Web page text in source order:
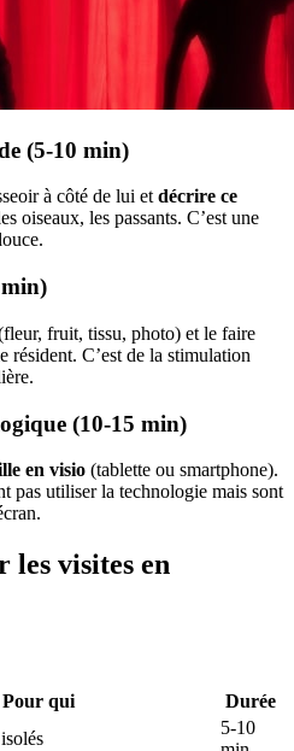
(5-10 min)
à côté de lui et décrire ce
oiseaux, les passants. C’est une
fruit, tissu, photo) et le faire
résident. C’est de la stimulation
(10-15 min)
en visio (tablette ou smartphone).
pas utiliser la technologie mais sont
les visites en
Pour qui
Durée
5-10